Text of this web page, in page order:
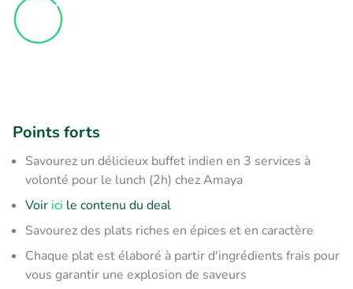
Points forts
Savourez un délicieux buffet indien en 3 services à
volonté pour le lunch (2h) chez Amaya
Voir ici le contenu du deal
Savourez des plats riches en épices et en caractère
Chaque plat est élaboré à partir d'ingrédients frais pour
vous garantir une explosion de saveurs